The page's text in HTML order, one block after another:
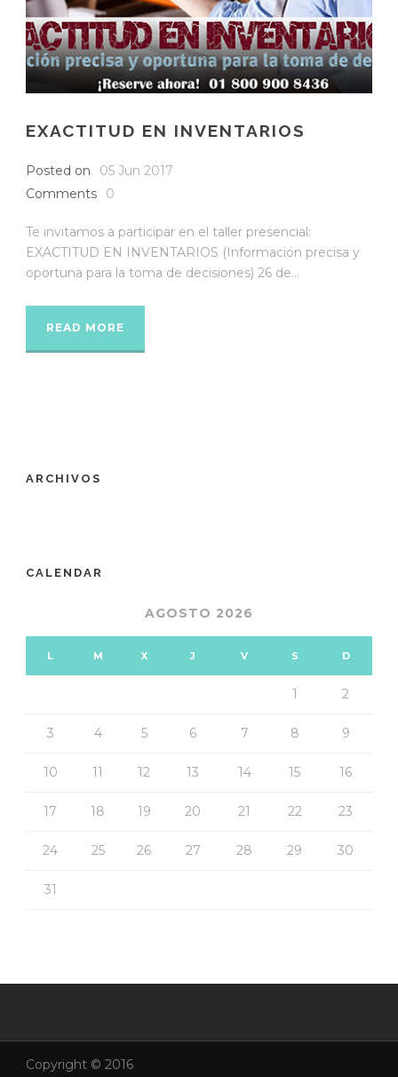
EXACTITUD EN INVENTARIOS
Posted on
05 Jun 2017
Comments
0
Te invitamos a participar en el taller presencial:
EXACTITUD EN INVENTARIOS (Información precisa y
oportuna para la toma de decisiones) 26 de...
READ MORE
ARCHIVOS
CALENDAR
AGOSTO 2026
L M X J V S D
1 2
3 4 5 6 7 8 9
10 11 12 13 14 15 16
17 18 19 20 21 22 23
24 25 26 27 28 29 30
31
Copyright © 2016